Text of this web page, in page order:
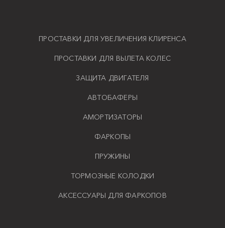
ПРОСТАВКИ ДЛЯ УВЕЛИЧЕНИЯ КЛИРЕНСА
ПРОСТАВКИ ДЛЯ ВЫЛЕТА КОЛЕС
ЗАЩИТА ДВИГАТЕЛЯ
АВТОБАФЕРЫ
АМОРТИЗАТОРЫ
ФАРКОПЫ
ПРУЖИНЫ
ТОРМОЗНЫЕ КОЛОДКИ
АКСЕССУАРЫ ДЛЯ ФАРКОПОВ